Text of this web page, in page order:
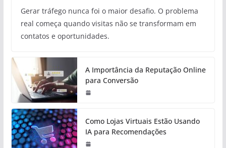
Gerar tráfego nunca foi o maior desafio. O problema
real começa quando visitas não se transformam em
contatos e oportunidades.
A Importância da Reputação Online
para Conversão
Como Lojas Virtuais Estão Usando
IA para Recomendações